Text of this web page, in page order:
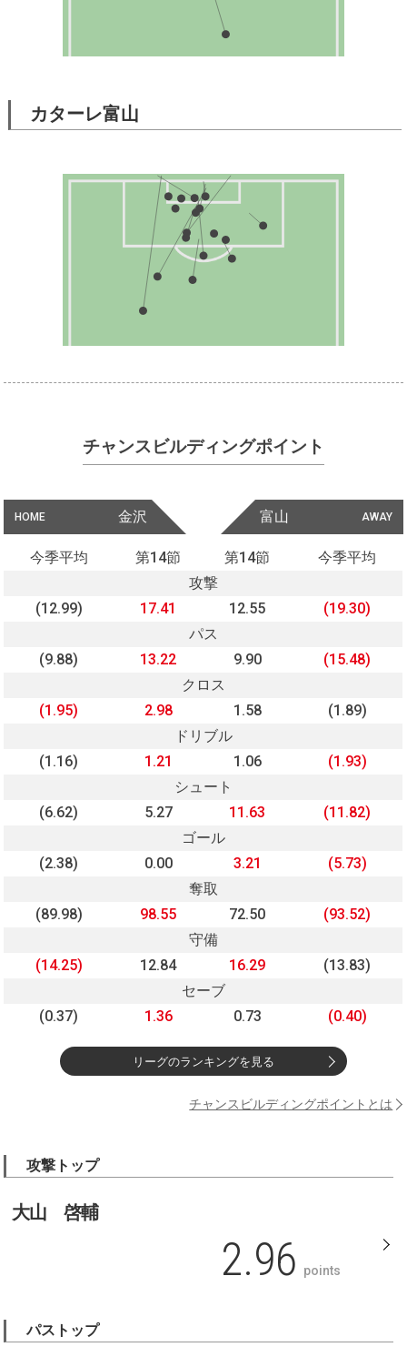
カターレ富山
チャンスビルディングポイント
HOME 金沢 AWAY
富山
今季平均 第14節 第14節
今季平均
攻撃
(12.99)
17.41 12.55
(19.30)
パス
(9.88)
13.22 9.90
(15.48)
クロス
(1.95)
2.98 1.58
(1.89)
ドリブル
(1.16)
1.21 1.06
(1.93)
シュート
(6.62)
5.27 11.63
(11.82)
ゴール
(2.38)
0.00 3.21
(5.73)
奪取
(89.98)
98.55 72.50
(93.52)
守備
(14.25)
12.84 16.29
(13.83)
セーブ
(0.37)
1.36 0.73 (0.40)
リーグのランキングを見る
チャンスビルディングポイントとは
攻撃トップ
大山 啓輔
2.96 points
パストップ